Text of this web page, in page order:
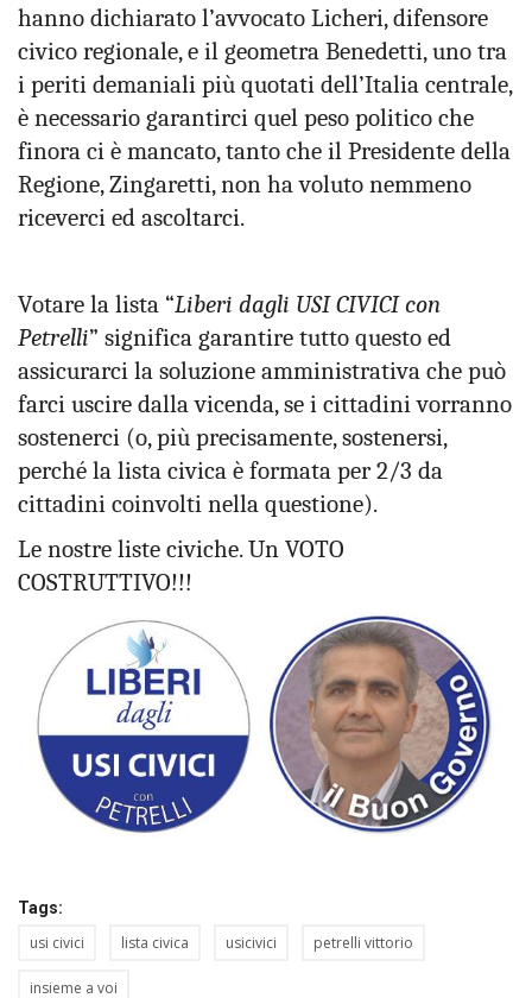
hanno dichiarato l’avvocato Licheri, difensore
civico regionale, e il geometra Benedetti, uno tra
i periti demaniali più quotati dell’Italia centrale,
è necessario garantirci quel peso politico che
finora ci è mancato, tanto che il Presidente della
Regione, Zingaretti, non ha voluto nemmeno
riceverci ed ascoltarci.
Votare la lista “Liberi dagli USI CIVICI con
Petrelli” significa garantire tutto questo ed
assicurarci la soluzione amministrativa che può
farci uscire dalla vicenda, se i cittadini vorranno
sostenerci (o, più precisamente, sostenersi,
perché la lista civica è formata per 2/3 da
cittadini coinvolti nella questione).
Le nostre liste civiche. Un VOTO
COSTRUTTIVO!!!
Tags:
usi civici lista civica usicivici petrelli vittorio
insieme a voi